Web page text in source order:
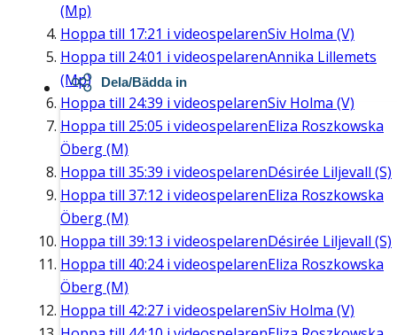
(Mp)
Hoppa till 17:21 i videospelarenSiv Holma (V)
Hoppa till 24:01 i videospelarenAnnika Lillemets
(Mp)
Hoppa till 24:39 i videospelarenSiv Holma (V)
Hoppa till 25:05 i videospelarenEliza Roszkowska
Öberg (M)
Hoppa till 35:39 i videospelarenDésirée Liljevall (S)
Hoppa till 37:12 i videospelarenEliza Roszkowska
Öberg (M)
Hoppa till 39:13 i videospelarenDésirée Liljevall (S)
Hoppa till 40:24i videospelarenEliza Roszkowska
Öberg (M)
Hoppa till 42:27 i videospelarenSiv Holma (V)
Dela/Bädda in